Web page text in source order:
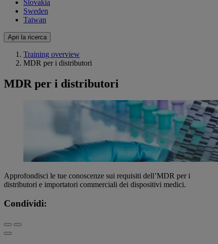
Slovakia
Sweden
Taiwan
Apri la ricerca
Training overview
MDR per i distributori
MDR per i distributori
Approfondisci le tue conoscenze sui requisiti dell’MDR per i
distributori e importatori commerciali dei dispositivi medici.
Condividi: